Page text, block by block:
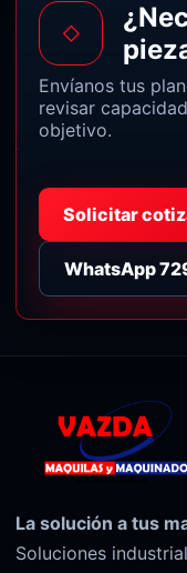
◇
Envíanos tus
revisar
objetivo.
Solicitar
WhatsApp
La solución a tus
Soluciones